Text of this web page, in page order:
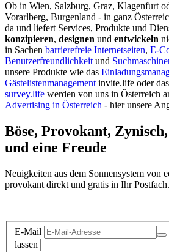
Ob in Wien, Salzburg, Graz, Klagenfurt
Vorarlberg, Burgenland - in ganz
da und liefert Services, Produkte und
konzipieren, designen und entwickeln
in Sachen barrierefreie Internetseiten, E-
Benutzerfreundlichkeit und
unsere Produkte wie das
Gästelistenmanagement invite.life oder das
survey.life werden von uns in Österreich
Advertising in Österreich - hier unsere
Böse, Provokant,
und eine Freude
Neuigkeiten aus dem Sonnensystem von
provokant direkt und gratis in Ihr Postfach.
E-Mail
lassen